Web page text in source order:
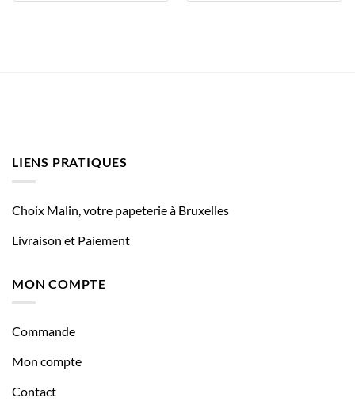
LIENS PRATIQUES
Choix Malin, votre papeterie à Bruxelles
Livraison et Paiement
MON COMPTE
Commande
Mon compte
Contact